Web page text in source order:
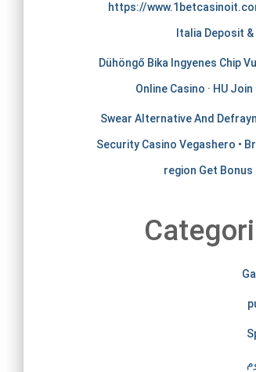
https://
Italia Deposit &
Dühöngő Bika Ingyenes Chip
Online Casino · HU Join
Swear Alternative And
Security Casino Vegashero •
region Get Bonus